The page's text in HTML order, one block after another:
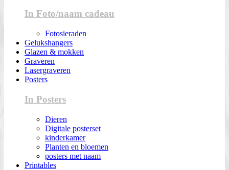
In Foto/naam cadeau
Fotosieraden
Gelukshangers
Glazen & mokken
Graveren
Lasergraveren
Posters
In Posters
Dieren
Digitale posterset
kinderkamer
Planten en bloemen
posters met naam
Printables